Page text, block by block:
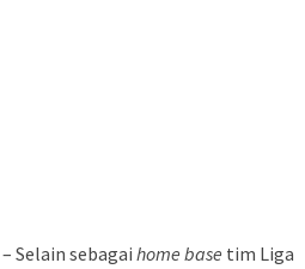
Selain sebagai home base tim Liga